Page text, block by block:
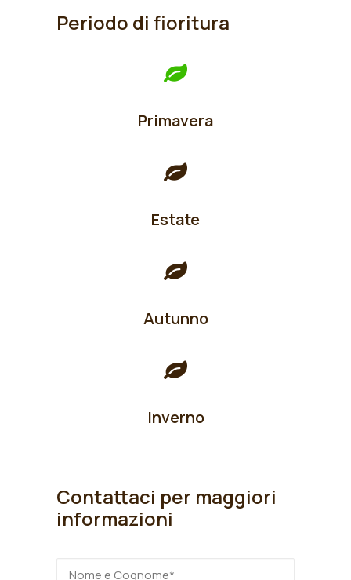
Periodo di fioritura
Primavera
Estate
Autunno
Inverno
Contattaci per maggiori
informazioni